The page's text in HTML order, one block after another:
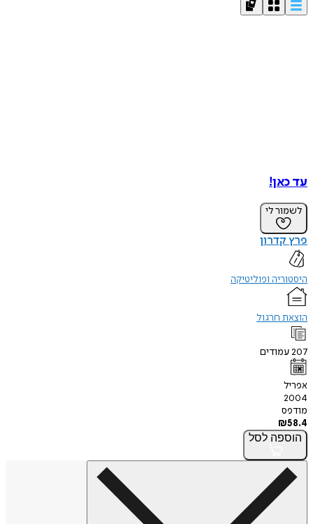
עד כאן!
לשמור לי
פרץ קדרון
היסטוריה ופוליטיקה
הוצאת חרגול
207עמודים
אפריל
2004
מודפס
₪58.4
הוספה לסל